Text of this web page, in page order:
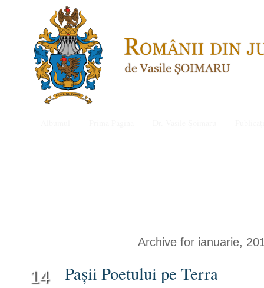
Archive for ianuarie,
14 Pașii Poetului pe Terra